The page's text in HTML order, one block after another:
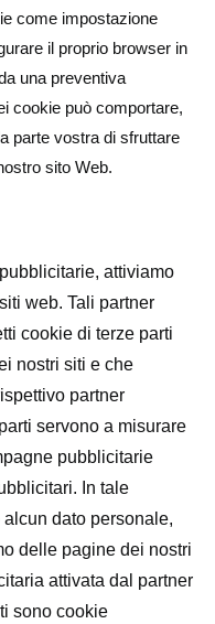
come impostazione
il proprio browser in
una preventiva
cookie può comportare,
parte vostra di sfruttare
sito Web.
attiviamo
web. Tali partner
cookie di terze parti
nostri siti e che
partner
servono a misurare
pubblicitarie
In tale
dato personale,
delle pagine dei nostri
attivata dal partner
sono cookie